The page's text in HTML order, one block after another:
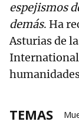
espejismos
demás. Ha
Asturias de
International
TEMAS